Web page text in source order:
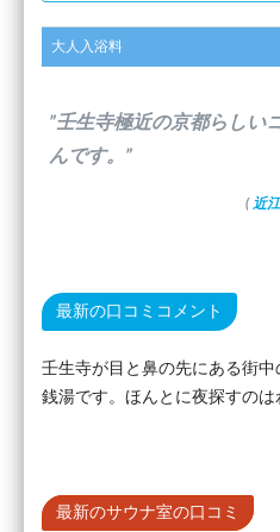
大人入浴料
”壬生寺極近の京都らしい
んです。”
( 近
最新の口コミコメント
壬生寺が目と鼻の先にある街
銭湯です。ほんとに夜探すのは
最新のサウナ室の口コミ